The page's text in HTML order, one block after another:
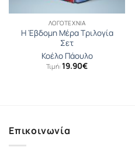
ΛΟΓΟΤΕΧΝΊΑ
Η Έβδομη Μέρα Τριλογία
Σετ
Κοέλο Πάουλο
Τιμή: 19.90€
Επικοινωνία